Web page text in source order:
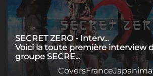
SECRET ZERO - Interv...
Voici la toute première interview
groupe SECRE...
CoversFrance